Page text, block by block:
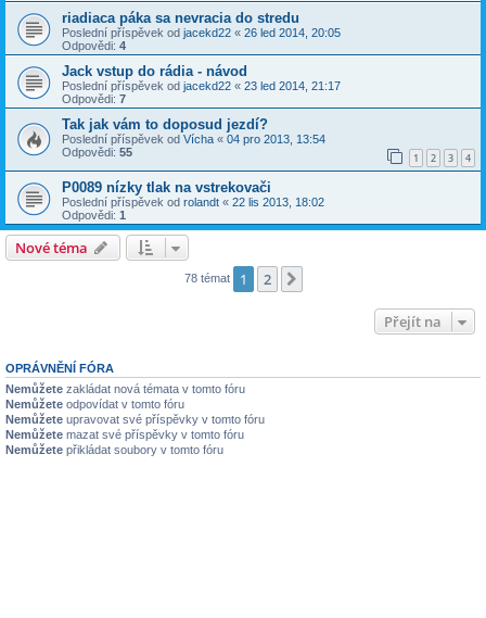
riadiaca páka sa nevracia do stredu
Poslední příspěvek od jacekd22 « 26 led 2014, 20:05
Odpovědi: 4
Jack vstup do rádia - návod
Poslední příspěvek od jacekd22 « 23 led 2014, 21:17
Odpovědi: 7
Tak jak vám to doposud jezdí?
Poslední příspěvek od Vícha « 04 pro 2013, 13:54
Odpovědi: 55 1 2 3 4
P0089 nízky tlak na vstrekovači
Poslední příspěvek od rolandt « 22 lis 2013, 18:02
Odpovědi: 1
Nové téma
78 témat 1 2
Přejít na
OPRÁVNĚNÍ FÓRA
Nemůžete zakládat nová témata v tomto fóru
Nemůžete odpovídat v tomto fóru
Nemůžete upravovat své příspěvky v tomto fóru
Nemůžete mazat své příspěvky v tomto fóru
Nemůžete přikládat soubory v tomto fóru